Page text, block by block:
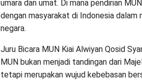
umara dan umat. Di mana pendirian
dengan masyarakat di Indonesia dalam
negara.
Juru Bicara MUN Kiai Alwiyan Qosid
MUN bukan menjadi tandingan dari
tetapi merupakan wujud kebebasan